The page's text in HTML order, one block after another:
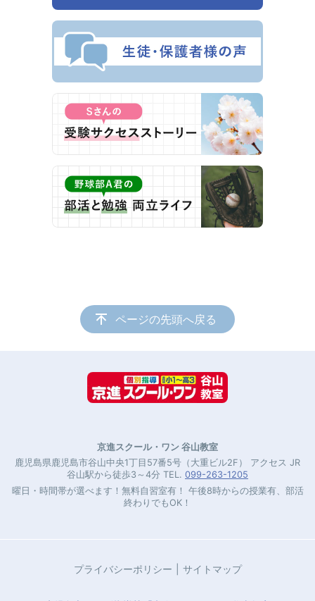
ページの先頭へ戻る
京進スクール・ワン 谷山教室
鹿児島県鹿児島市谷山中央1丁目57番5号（大重ビル2F） アクセス JR
谷山駅から徒歩3～4分 TEL. 099-263-1205
曜日・時間帯が選べます！無料自習室有！ 午後8時からの授業有、部活
終わりでもOK！
プライバシーポリシー サイトマップ